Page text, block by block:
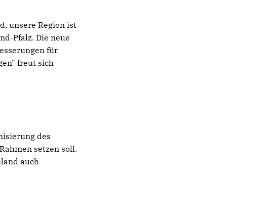
unsere Region ist
Pfalz. Die neue
für
freut sich
des
setzen soll.
auch